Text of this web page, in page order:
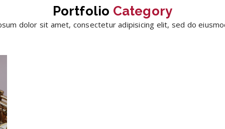
Portfolio Category
dolor sit amet, consectetur adipisicing elit, sed do